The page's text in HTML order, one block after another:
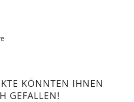
KÖNNTEN IHNEN
GEFALLEN!